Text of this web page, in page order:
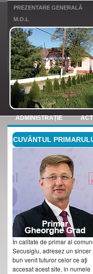
PREZENTARE GENERALĂ
M.O.L
ADMINISTRAȚIE
ANUNTURI
CUVÂNTUL
În calitate de primar al
Secusigiu, adresez un sincer
bun venit tuturor celor ce aţi
accesat acest site, în numele